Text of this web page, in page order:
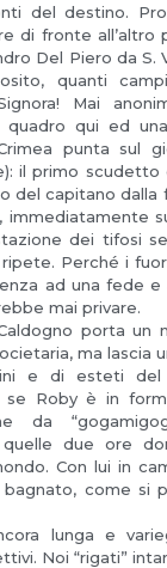
del destino.
di fronte all’altro
Del Piero da S.
quanti
Mai
quadro qui ed
punta sul
il primo scudetto
del capitano dalla
immediatamente
dei tifosi
Perché i
ad una fede
mai privare.
porta un
ma lascia
e di esteti del
Roby è in
da
due ore
Con lui in
come si
lunga e
Noi “rigati”